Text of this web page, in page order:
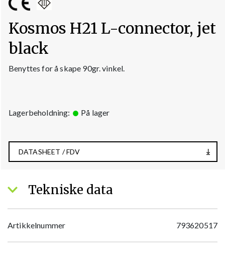
Kosmos H21 L-connector, jet
black
Benyttes for å skape 90gr. vinkel.
Lagerbeholdning: På lager
DATASHEET / FDV
Tekniske data
Artikkelnummer 793620517